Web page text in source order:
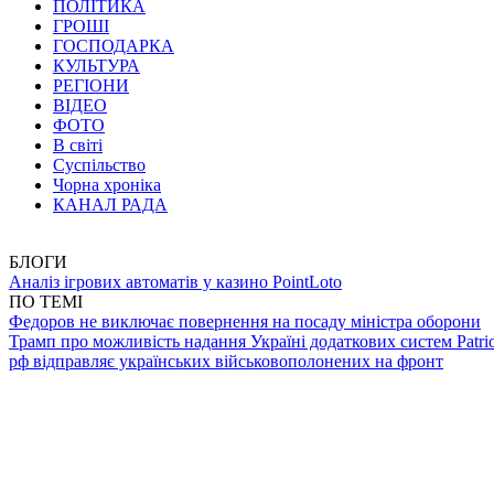
ПОЛІТИКА
ГРОШІ
ГОСПОДАРКА
КУЛЬТУРА
РЕГІОНИ
ВІДЕО
ФОТО
В світі
Суспільство
Чорна хроніка
КАНАЛ РАДА
БЛОГИ
Аналіз ігрових автоматів у казино PointLoto
ПО ТЕМІ
Федоров не виключає повернення на посаду міністра оборони
Трамп про можливість надання Україні додаткових систем
рф відправляє українських військовополонених на фронт